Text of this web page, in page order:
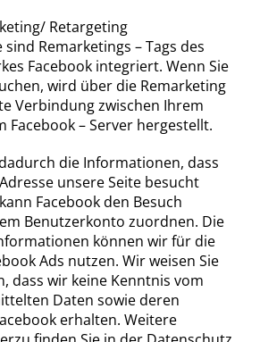
Retargeting
Remarketings – Tags des
Facebook integriert. Wenn Sie
wird über die Remarketing
Verbindung zwischen Ihrem
Facebook – Server hergestellt.
die Informationen, dass
unsere Seite besucht
Facebook den Besuch
Benutzerkonto zuordnen. Die
können wir für die
Ads nutzen. Wir weisen Sie
dass wir keine Kenntnis vom
Daten sowie deren
erhalten. Weitere